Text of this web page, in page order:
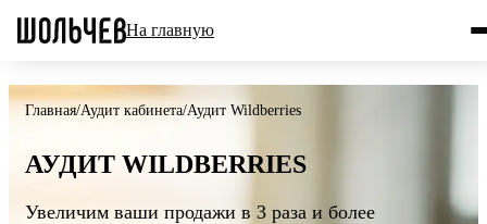
На главную
Главная/Аудит кабинета/Аудит Wildberries
АУДИТ WILDBERRIES
Увеличим ваши продажи в 3 раза и более